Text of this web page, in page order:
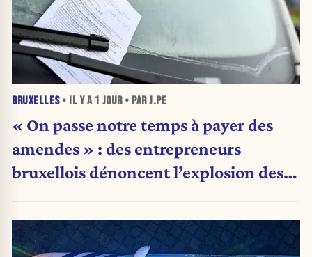
BRUXELLES• IL Y A 1 JOUR• PAR J.PE
« On passe notre temps à payer des
amendes » : des entrepreneurs
bruxellois dénoncent l’explosion des